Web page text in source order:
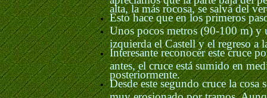
alta, la más rocosa, se salva del
Esto hace que en los primeros
Unos pocos metros (90-100 m) y
izquierda el Castell y el regreso a
Interesante reconocer este cruce
antes, el cruce está sumido en
posteriormente.
Desde este segundo cruce la
muy erosionado por tramos.